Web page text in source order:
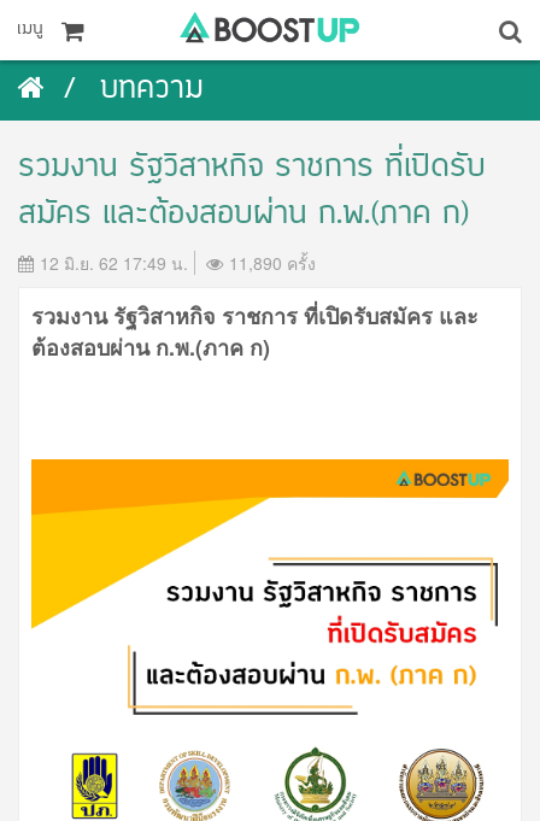
เมนู
บทความ
รวมงาน รัฐวิสาหกิจ ราชการ ที่เปิดรับ
สมัคร และต้องสอบผ่าน ก.พ.(ภาค ก)
12 มิ.ย. 62 17:49 น. 11,890 ครั้ง
รวมงาน รัฐวิสาหกิจ ราชการ ที่เปิดรับสมัคร และ
ต้องสอบผ่าน ก.พ.(ภาค ก)